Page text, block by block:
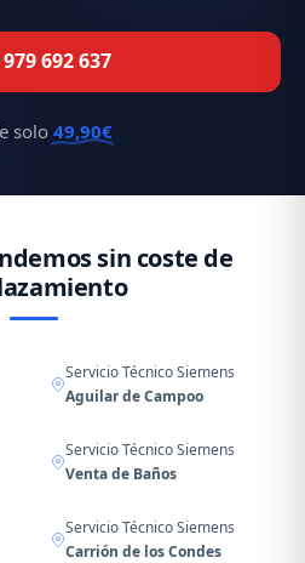
692 637
solo 49,90€
sin coste de
Servicio Técnico Siemens
Aguilar de Campoo
Servicio Técnico Siemens
Venta de Baños
Servicio Técnico Siemens
Carrión de los Condes